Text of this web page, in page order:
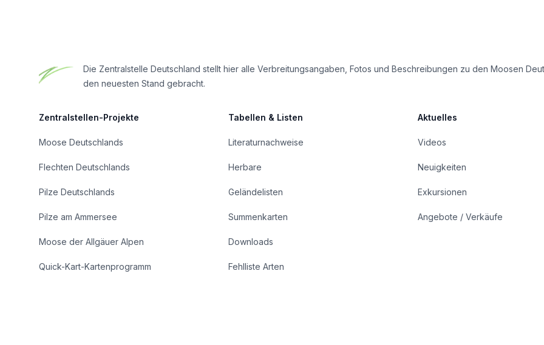
Die Zentralstelle Deutschland stellt hier alle Verbreitungsangaben, Fotos und Beschreibungen zu den Moosen
den neuesten Stand gebracht.
Zentralstellen-Projekte
Moose Deutschlands
Flechten Deutschlands
Pilze Deutschlands
Pilze am Ammersee
Moose der Allgäuer Alpen
Quick-Kart-Kartenprogramm
Tabellen & Listen
Literaturnachweise
Herbare
Geländelisten
Summenkarten
Downloads
Fehlliste Arten
Aktuelles
Videos
Neuigkeiten
Exkursionen
Angebote / Verkäufe